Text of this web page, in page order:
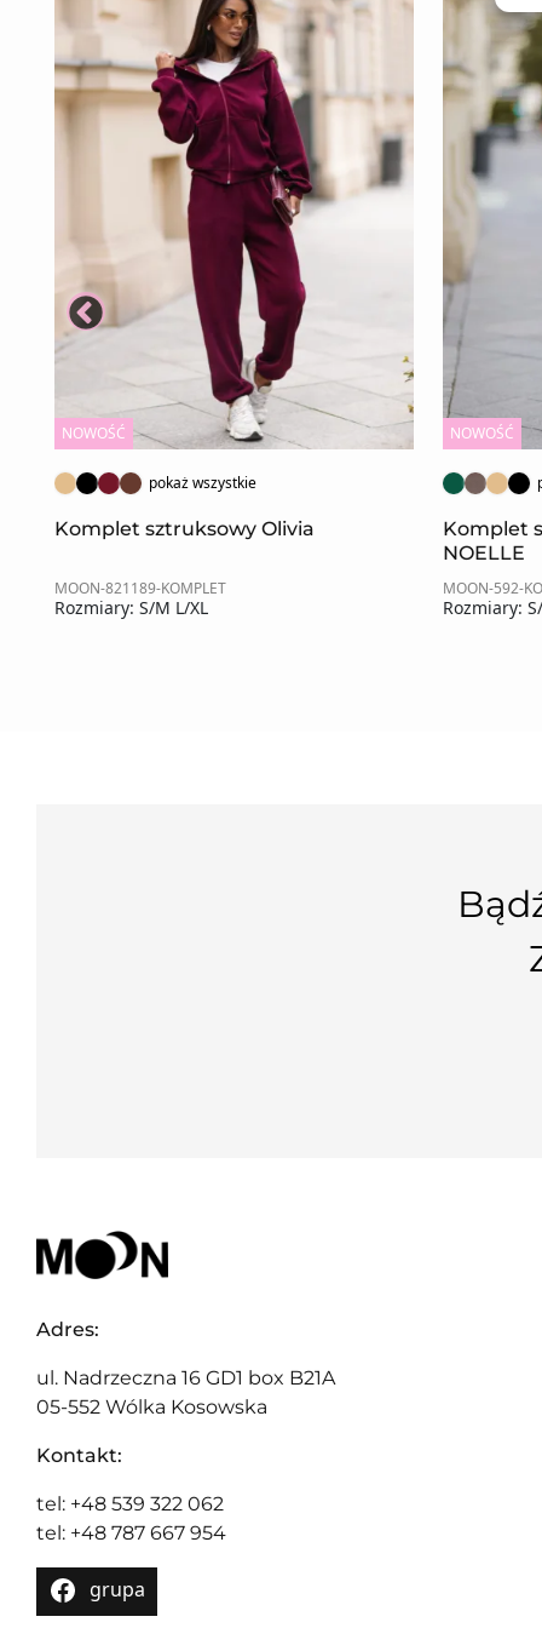
NOWOŚĆ
pokaż wszystkie
Komplet sztruksowy Olivia
MOON-821189-KOMPLET
Rozmiary: S/M L/XL
NOWOŚĆ
Komplet
NOELLE
MOON-592-
Rozmiary:
Adres:
ul. Nadrzeczna 16 GD1 box B21A
05-552 Wólka Kosowska
Kontakt:
tel: +48 539 322 062
tel: +48 787 667 954
grupa